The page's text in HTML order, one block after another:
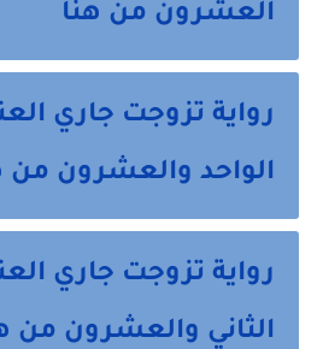
العشرون من هنا
رواية تزوجت جاري
الواحد والعشرون من
رواية تزوجت جاري
الثاني والعشرون من